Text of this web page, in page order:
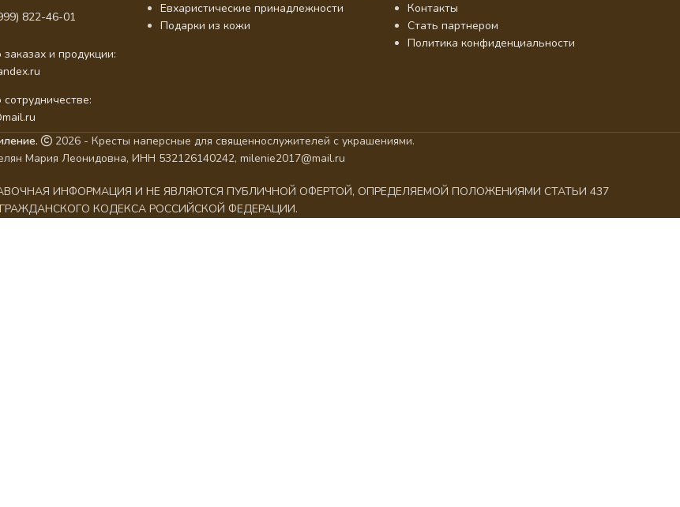
822-46-01
и продукции:
Евхаристические принадлежности
Подарки из кожи
Контакты
Стать партнером
Политика конфиденциальности
2026 - Кресты наперсные для священнослужителей с украшениями.
Мария Леонидовна, ИНН 532126140242, milenie2017@mail.ru
ИНФОРМАЦИЯ И НЕ ЯВЛЯЮТСЯ ПУБЛИЧНОЙ ОФЕРТОЙ, ОПРЕДЕЛЯЕМОЙ ПОЛОЖЕНИЯМИ СТАТЬИ 437
ГРАЖДАНСКОГО КОДЕКСА РОССИЙСКОЙ ФЕДЕРАЦИИ.